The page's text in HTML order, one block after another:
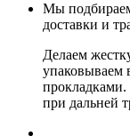
Мы
доставки и
Делаем
упаковываем
при дальней